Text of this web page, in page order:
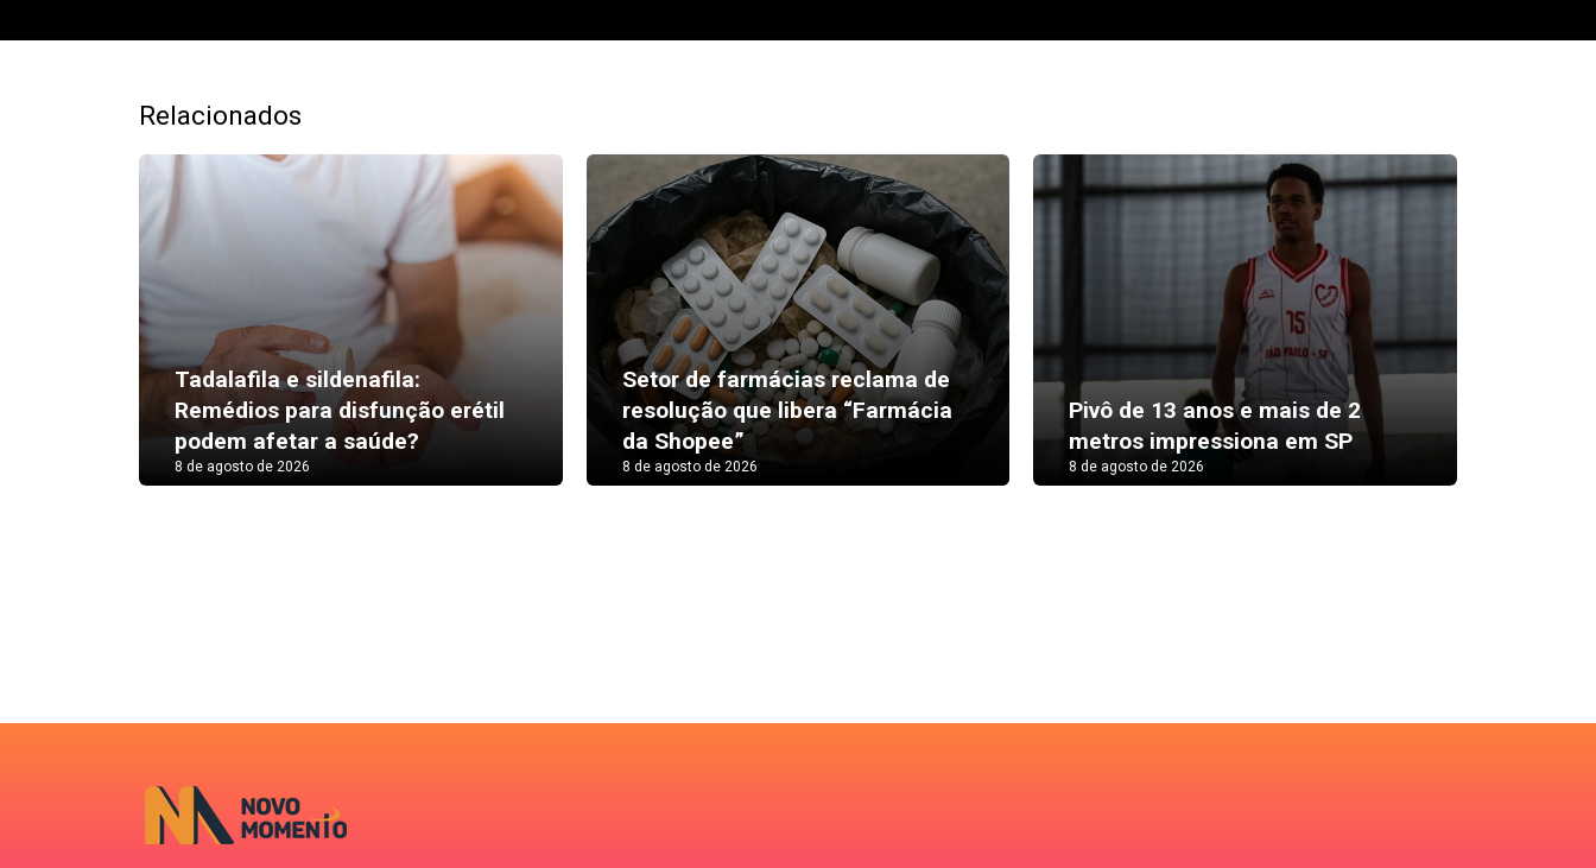
Relacionados
Tadalafila e sildenafila:
Remédios para disfunção erétil
podem afetar a saúde?
8 de agosto de 2026
Setor de farmácias reclama de
resolução que libera “Farmácia
da Shopee”
8 de agosto de 2026
Pivô de 13 anos e mais de 2
metros impressiona em SP
8 de agosto de 2026